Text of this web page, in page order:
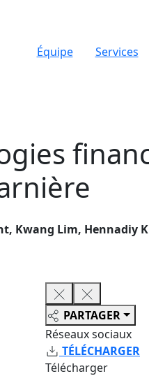
Équipe Services
Kwang Lim, Hennadiy
PARTAGER
Réseaux sociaux
TÉLÉCHARGER
Télécharger